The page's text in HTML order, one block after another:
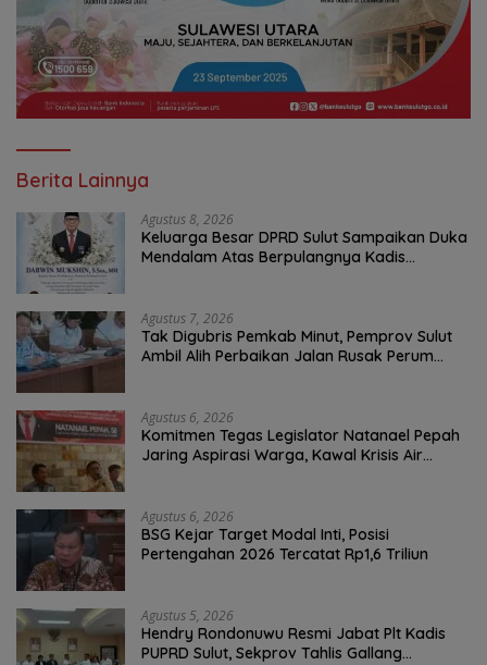
Berita Lainnya
Agustus 8, 2026
Keluarga Besar DPRD Sulut Sampaikan Duka
Mendalam Atas Berpulangnya Kadis
Agustus 7, 2026
Tak Digubris Pemkab Minut, Pemprov Sulut
Ambil Alih Perbaikan Jalan Rusak Perum
Agustus 6, 2026
Komitmen Tegas Legislator Natanael Pepah
Jaring Aspirasi Warga, Kawal Krisis Air
Agustus 6, 2026
BSG Kejar Target Modal Inti, Posisi
Pertengahan 2026 Tercatat Rp1,6 Triliun
Agustus 5, 2026
Hendry Rondonuwu Resmi Jabat Plt Kadis
PUPRD Sulut, Sekprov Tahlis Gallang